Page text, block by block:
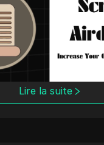
portefeuilles
de jetons lors de
plusieurs adresses
récompenses sur
d'Ethereum et
Layer 2.
Lire la suite